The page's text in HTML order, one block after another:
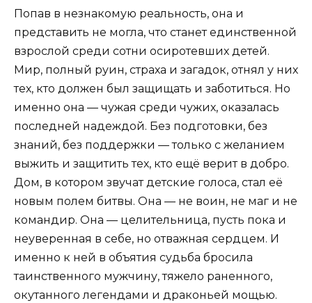
Попав в незнакомую реальность, она и
представить не могла, что станет единственной
взрослой среди сотни осиротевших детей.
Мир, полный руин, страха и загадок, отнял у них
тех, кто должен был защищать и заботиться. Но
именно она — чужая среди чужих, оказалась
последней надеждой. Без подготовки, без
знаний, без поддержки — только с желанием
выжить и защитить тех, кто ещё верит в добро.
Дом, в котором звучат детские голоса, стал её
новым полем битвы. Она — не воин, не маг и не
командир. Она — целительница, пусть пока и
неуверенная в себе, но отважная сердцем. И
именно к ней в объятия судьба бросила
таинственного мужчину, тяжело раненного,
окутанного легендами и драконьей мощью.